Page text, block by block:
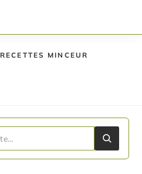
RECETTES MINCEUR